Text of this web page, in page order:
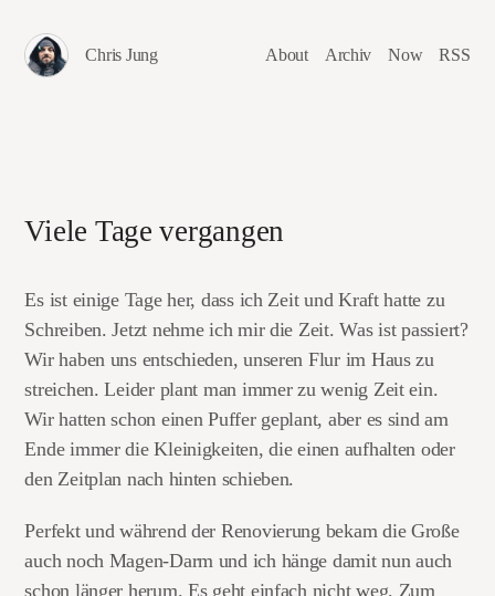
Chris Jung About Archiv Now RSS
Viele Tage vergangen
Es ist einige Tage her, dass ich Zeit und Kraft hatte zu
Schreiben. Jetzt nehme ich mir die Zeit. Was ist passiert?
Wir haben uns entschieden, unseren Flur im Haus zu
streichen. Leider plant man immer zu wenig Zeit ein.
Wir hatten schon einen Puffer geplant, aber es sind am
Ende immer die Kleinigkeiten, die einen aufhalten oder
den Zeitplan nach hinten schieben.
Perfekt und während der Renovierung bekam die Große
auch noch Magen-Darm und ich hänge damit nun auch
schon länger herum. Es geht einfach nicht weg. Zum